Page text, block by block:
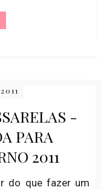
-
PARA
2011
do que fazer um